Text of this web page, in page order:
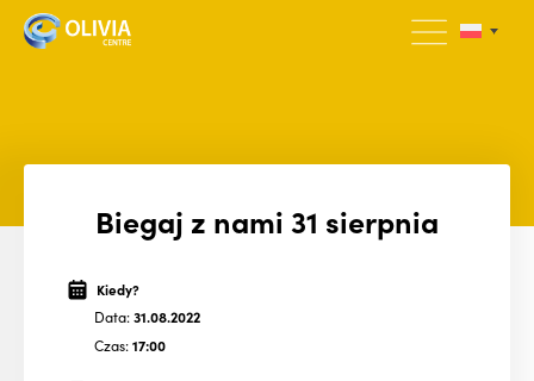
Biegaj z nami 31 sierpnia
Kiedy?
Data:31.08.2022
Czas:17:00